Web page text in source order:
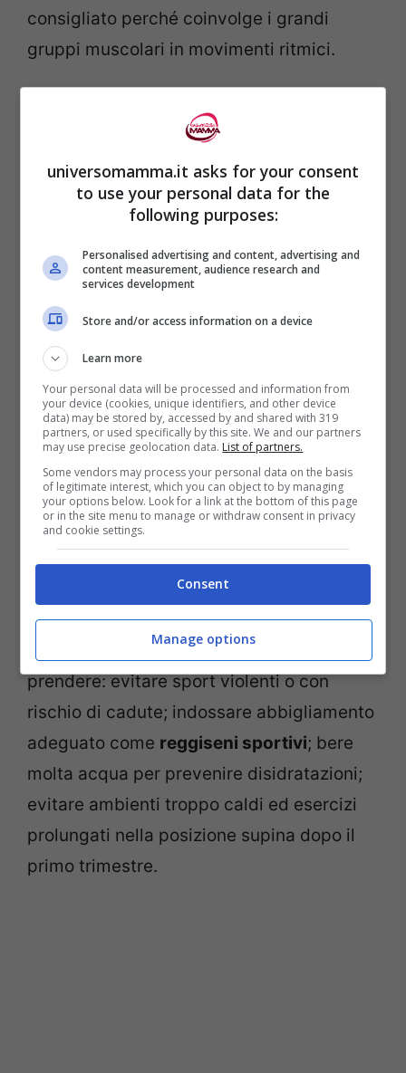
consigliato perché coinvolge i grandi
gruppi muscolari in movimenti ritmici.
“Incinta? Fermati!”: sbagliato! ecco perché lo sport fa
bene(Universomamma.it)
Camminare velocemente o fare
giardinaggio sono esempi perfetti di
attività adatte alle future mamme. Il nuoto
è particolarmente raccomandato poiché
l’acqua sostiene il corpo alleviando i dolori
alla schiena ed evitando stress sulle
Tuttavia, ci sono alcune precauzioni da
prendere: evitare sport violenti o con
rischio di cadute; indossare abbigliamento
adeguato come reggiseni sportivi; bere
molta acqua per prevenire disidratazioni;
evitare ambienti troppo caldi ed esercizi
prolungati nella posizione supina dopo il
primo trimestre.
universomamma.it asks for your consent
to use your personal data for the
following purposes:
Personalised advertising and content, advertising and
content measurement, audience research and
services development
Store and/or access information on a device
Learn more
Your personal data will be processed and information from
your device (cookies, unique identifiers, and other device
data) may be stored by, accessed by and shared with 319
partners, or used specifically by this site. We and our partners
may use precise geolocation data. List of partners.
Some vendors may process your personal data on the basis
of legitimate interest, which you can object to by managing
your options below. Look for a link at the bottom of this page
or in the site menu to manage or withdraw consent in privacy
and cookie settings.
Consent
Manage options